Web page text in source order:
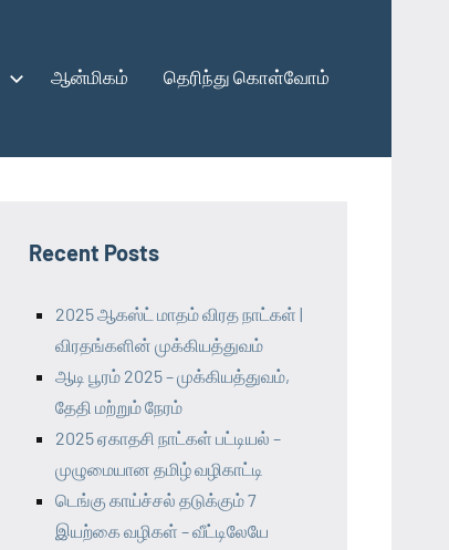
ஆன்மிகம் தெரிந்து கொள்வோம்
Recent Posts
2025 ஆகஸ்ட் மாதம் விரத நாட்கள் |
விரதங்களின் முக்கியத்துவம்
ஆடி பூரம் 2025 – முக்கியத்துவம்,
தேதி மற்றும் நேரம்
2025 ஏகாதசி நாட்கள் பட்டியல் –
முழுமையான தமிழ் வழிகாட்டி
டெங்கு காய்ச்சல் தடுக்கும் 7
இயற்கை வழிகள் – வீட்டிலேயே